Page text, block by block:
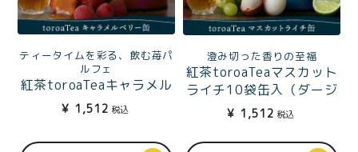
ティータイムを彩る、飲む苺パ
ルフェ
紅茶toroaTeaキャラメル
ベリー10袋入缶（アッサ
ム）
¥ 1,512 税込
澄み切った香りの至福
紅茶toroaTeaマスカット
ライチ10袋缶入（ダージ
リン）
¥ 1,512 税込